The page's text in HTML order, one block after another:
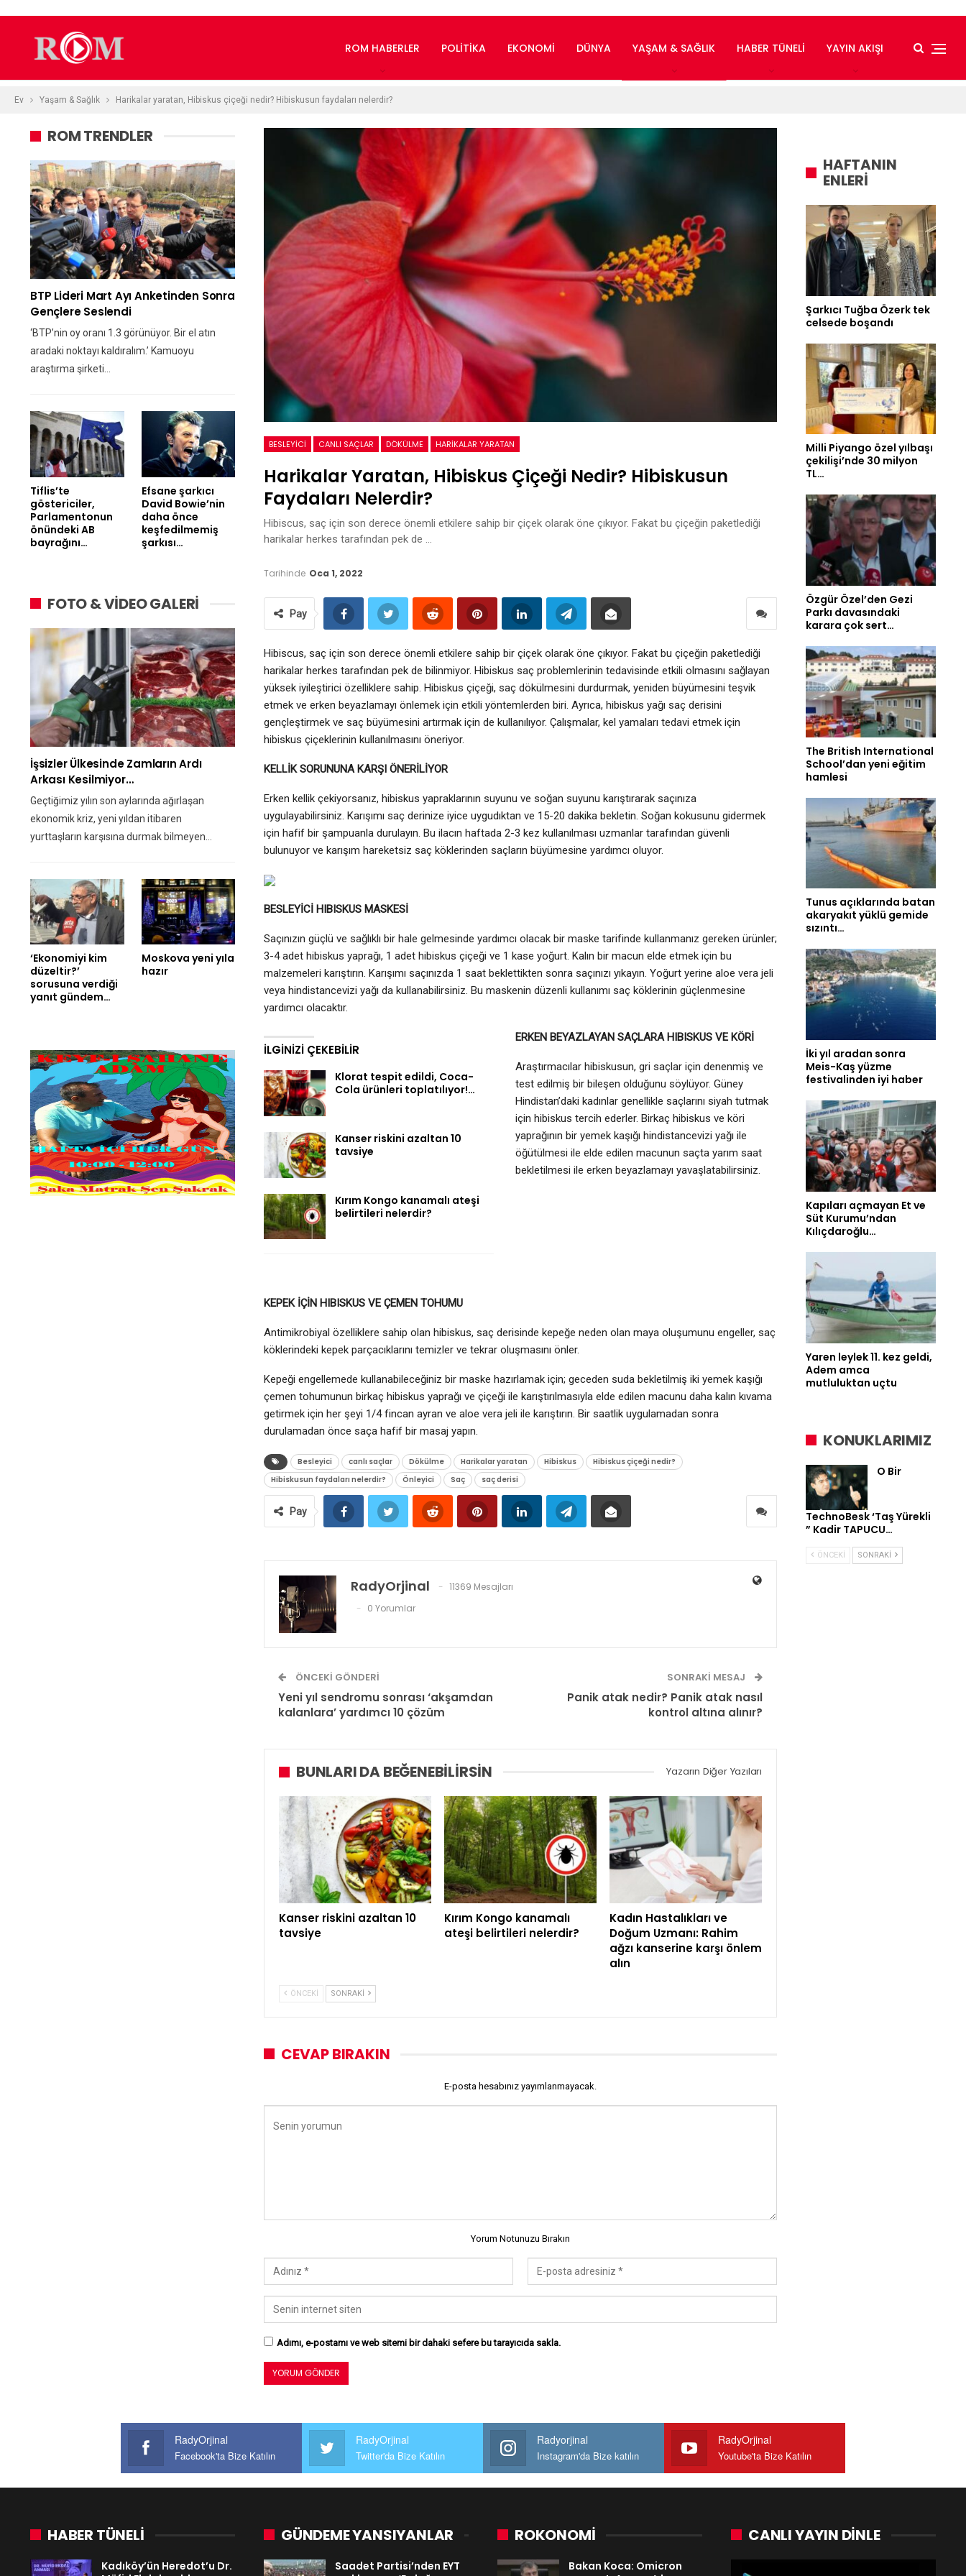
ROM HABERLER POLITIKA EKONOMI DÜNYA YAŞAM & SAĞLIK HABER TÜNELI YAYIN AKIŞI
Ev Yaşam & Sağlık Harikalar yaratan, Hibiskus çiçeği nedir? Hibiskusun faydaları nelerdir?
BESLEYICI CANLI SAÇLAR DÖKÜLME HARIKALAR YARATAN
Harikalar Yaratan, Hibiskus Çiçeği Nedir? Hibiskusun
Faydaları Nelerdir?
Hibiscus, saç için son derece önemli etkilere sahip bir çiçek olarak öne çıkıyor. Fakat bu çiçeğin paketlediği
harikalar herkes tarafından pek de …
Tarihinde Oca 1, 2022
Pay
Hibiscus, saç için son derece önemli etkilere sahip bir çiçek olarak öne çıkıyor. Fakat bu çiçeğin paketlediği
harikalar herkes tarafından pek de bilinmiyor. Hibiskus saç problemlerinin tedavisinde etkili olmasını sağlayan
yüksek iyileştirici özelliklere sahip. Hibiskus çiçeği, saç dökülmesini durdurmak, yeniden büyümesini teşvik
etmek ve erken beyazlamayı önlemek için etkili yöntemlerden biri. Ayrıca, hibiskus yağı saç derisini
gençleştirmek ve saç büyümesini artırmak için de kullanılıyor. Çalışmalar, kel yamaları tedavi etmek için
hibiskus çiçeklerinin kullanılmasını öneriyor.
KELLİK SORUNUNA KARŞI ÖNERİLİYOR
Erken kellik çekiyorsanız, hibiskus yapraklarının suyunu ve soğan suyunu karıştırarak saçınıza
uygulayabilirsiniz. Karışımı saç derinize iyice uygudıktan ve 15-20 dakika bekletin. Soğan kokusunu gidermek
için hafif bir şampuanla durulayın. Bu ilacın haftada 2-3 kez kullanılması uzmanlar tarafından güvenli
bulunuyor ve karışım hareketsiz saç köklerinden saçların büyümesine yardımcı oluyor.
BESLEYİCİ HIBISKUS MASKESİ
Saçınızın güçlü ve sağlıklı bir hale gelmesinde yardımcı olacak bir maske tarifinde kullanmanız gereken ürünler;
3-4 adet hibiskus yaprağı, 1 adet hibiskus çiçeği ve 1 kase yoğurt. Kalın bir macun elde etmek için bu
malzemeleri karıştırın. Karışımı saçınızda 1 saat beklettikten sonra saçınızı yıkayın. Yoğurt yerine aloe vera jeli
veya hindistancevizi yağı da kullanabilirsiniz. Bu maskenin düzenli kullanımı saç köklerinin güçlenmesine
yardımcı olacaktır.
İLGINIZI ÇEKEBILIR
Klorat tespit edildi, Coca-
Cola ürünleri toplatılıyor!…
Kanser riskini azaltan 10
tavsiye
Kırım Kongo kanamalı ateşi
belirtileri nelerdir?
ERKEN BEYAZLAYAN SAÇLARA HIBISKUS VE KÖRİ
Araştırmacılar hibiskusun, gri saçlar için denenmiş ve
test edilmiş bir bileşen olduğunu söylüyor. Güney
Hindistan’daki kadınlar genellikle saçlarını siyah tutmak
için hibiskus tercih ederler. Birkaç hibiskus ve köri
yaprağının bir yemek kaşığı hindistancevizi yağı ile
öğütülmesi ile elde edilen macunun saçta yarım saat
bekletilmesi ile erken beyazlamayı yavaşlatabilirsiniz.
KEPEK İÇİN HIBISKUS VE ÇEMEN TOHUMU
Antimikrobiyal özelliklere sahip olan hibiskus, saç derisinde kepeğe neden olan maya oluşumunu engeller, saç
köklerindeki kepek parçacıklarını temizler ve tekrar oluşmasını önler.
Kepeği engellemede kullanabileceğiniz bir maske hazırlamak için; geceden suda bekletilmiş iki yemek kaşığı
çemen tohumunun birkaç hibiskus yaprağı ve çiçeği ile karıştırılmasıyla elde edilen macunu daha kalın kıvama
getirmek için her şeyi 1/4 fincan ayran ve aloe vera jeli ile karıştırın. Bir saatlik uygulamadan sonra
durulamadan önce saça hafif bir masaj yapın.
Besleyici canlı saçlar Dökülme Harikalar yaratan Hibiskus
Hibiskus çiçeği nedir?
Hibiskusun faydaları nelerdir?
Önleyici Saç saç derisi
Pay
RadyOrjinal
11369 Mesajları
0 Yorumlar
ÖNCEKI GÖNDERI
Yeni yıl sendromu sonrası ‘akşamdan
kalanlara’ yardımcı 10 çözüm
SONRAKI MESAJ
Panik atak nedir? Panik atak nasıl
kontrol altına alınır?
BUNLARI DA BEĞENEBILIRSIN Yazarın Diğer Yazıları
Kanser riskini azaltan 10
tavsiye
Kırım Kongo kanamalı
ateşi belirtileri nelerdir?
Kadın Hastalıkları ve
Doğum Uzmanı: Rahim
ağzı kanserine karşı önlem
alın
ÖNCEKI SONRAKI
CEVAP BIRAKIN
E-posta hesabınız yayımlanmayacak.
Yorum Notunuzu Bırakın
Adımı, e-postamı ve web sitemi bir dahaki sefere bu tarayıcıda sakla.
ROM TRENDLER
BTP Lideri Mart Ayı Anketinden Sonra
Gençlere Seslendi
‘BTP’nin oy oranı 1.3 görünüyor. Bir el atın
aradaki noktayı kaldıralım.’ Kamuoyu
araştırma şirketi…
Tiflis’te
göstericiler,
Parlamentonun
önündeki AB
bayrağını…
Efsane şarkıcı
David Bowie’nin
daha önce
keşfedilmemiş
şarkısı…
FOTO & VİDEO GALERİ
İşsizler Ülkesinde Zamların Ardı
Arkası Kesilmiyor…
Geçtiğimiz yılın son aylarında ağırlaşan
ekonomik kriz, yeni yıldan itibaren
yurttaşların karşısına durmak bilmeyen…
‘Ekonomiyi kim
düzeltir?’
sorusuna verdiği
yanıt gündem…
Moskova yeni yıla
hazır
HAFTANIN
ENLERİ
Şarkıcı Tuğba Özerk tek
celsede boşandı
Milli Piyango özel yılbaşı
çekilişi’nde 30 milyon
TL…
Özgür Özel’den Gezi
Parkı davasındaki
karara çok sert…
The British International
School’dan yeni eğitim
hamlesi
Tunus açıklarında batan
akaryakıt yüklü gemide
sızıntı…
İki yıl aradan sonra
Meis-Kaş yüzme
festivalinden iyi haber
Kapıları açmayan Et ve
Süt Kurumu’ndan
Kılıçdaroğlu…
Yaren leylek 11. kez geldi,
Adem amca
mutluluktan uçtu
KONUKLARIMIZ
O Bir
TechnoBesk ‘Taş Yürekli
” Kadir TAPUCU…
ÖNCEKI SONRAKI
RadyOrjinal
Facebook'ta Bize Katılın
RadyOrjinal
Twitter'da Bize Katılın
Radyorjinal
Instagram'da Bize katılın
RadyOrjinal
Youtube'ta Bize Katılın
HABER TÜNELİ
Kadıköy’ün Heredot’u Dr.
GÜNDEME YANSIYANLAR
Saadet Partisi’nden EYT
ROKONOMİ
Bakan Koca: Omicron
CANLI YAYIN DINLE